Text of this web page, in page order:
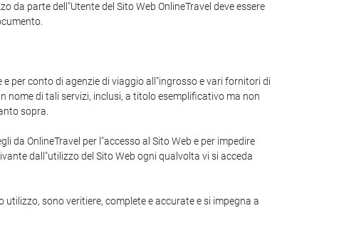
da parte dell"Utente del Sito Web OnlineTravel deve essere
per conto di agenzie di viaggio all"ingrosso e vari fornitori di
di tali servizi, inclusi, a titolo esemplificativo ma non
sopra.
da OnlineTravel per l"accesso al Sito Web e per impedire
dall"utilizzo del Sito Web ogni qualvolta vi si acceda
sono veritiere, complete e accurate e si impegna a